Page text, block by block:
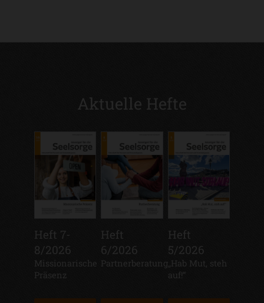
Aktuelle Hefte
Heft 7-
8/2026
:
Missionarische
Präsenz
Heft
6/2026
:
Partnerberatung
Heft
5/2026
:
„Hab Mut, steh
auf!“